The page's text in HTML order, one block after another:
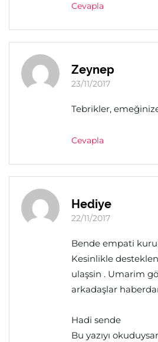
Cevapla
Zeynep
23/11/2017
Tebrikler,
Cevapla
Hediye
22/11/2017
Bende empati
Kesinlikle
ulaşsin . Umarim
arkadaşlar
Hadi sende
Bu yazıyı